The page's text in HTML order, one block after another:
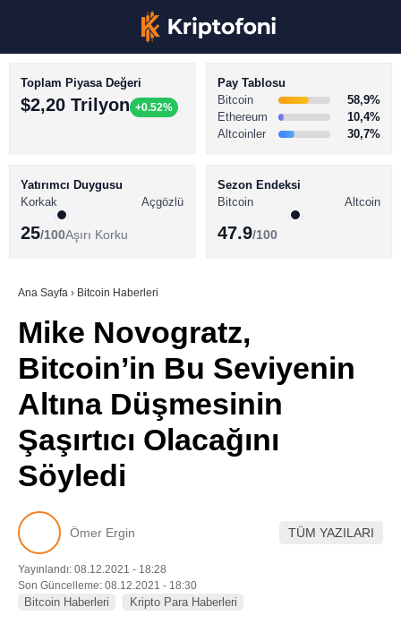
TikTok
Telegram
BİTCOİN HABERLERİ
ALTCOİN HABERLERİ
SÖZLÜK
Toplam Piyasa Değeri
$2,20 Trilyon +0.52%
Pay Tablosu
Bitcoin
58,9%
Ethereum
10,4%
Altcoinler
30,7%
Yatırımcı Duygusu
Korkak
Açgözlü
25/100Aşırı Korku
Sezon Endeksi
Bitcoin
Altcoin
47.9/100
Ana Sayfa › Bitcoin Haberleri
Mike Novogratz,
Bitcoin’in Bu Seviyenin
Altına Düşmesinin
Şaşırtıcı Olacağını
Söyledi
Ömer Ergin TÜM YAZILARI
Yayınlandı: 08.12.2021 - 18:28
Son Güncelleme: 08.12.2021 - 18:30
Bitcoin Haberleri Kripto Para Haberleri